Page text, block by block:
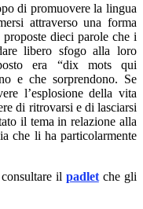
di promuovere la lingua
attraverso una forma
dieci parole che i
libero sfogo alla loro
era “dix mots qui
e che sorprendono. Se
l’esplosione della vita
di ritrovarsi e di lasciarsi
il tema in relazione alla
che li ha particolarmente
il padletche gli